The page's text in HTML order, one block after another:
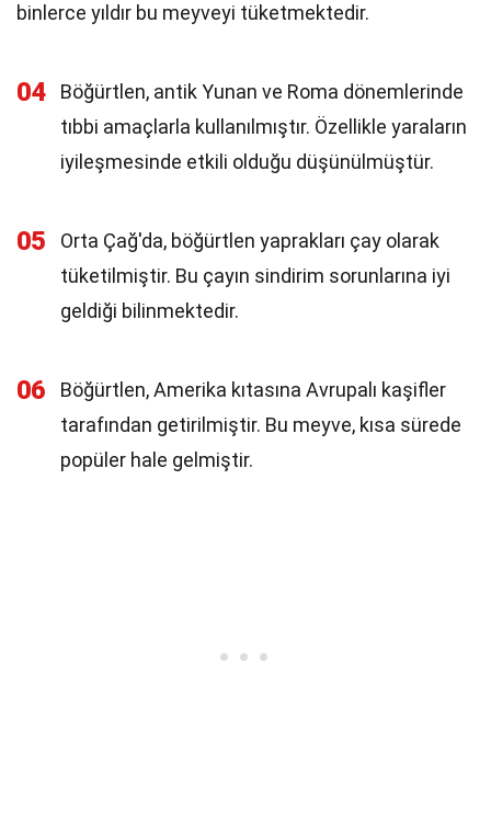
binlerce yıldır bu meyveyi tüketmektedir.
04
Böğürtlen, antik Yunan ve Roma dönemlerinde
tıbbi amaçlarla kullanılmıştır. Özellikle yaraların
iyileşmesinde etkili olduğu düşünülmüştür.
05
Orta Çağ'da, böğürtlen yaprakları çay olarak
tüketilmiştir. Bu çayın sindirim sorunlarına iyi
geldiği bilinmektedir.
06
Böğürtlen, Amerika kıtasına Avrupalı kaşifler
tarafından getirilmiştir. Bu meyve, kısa sürede
popüler hale gelmiştir.